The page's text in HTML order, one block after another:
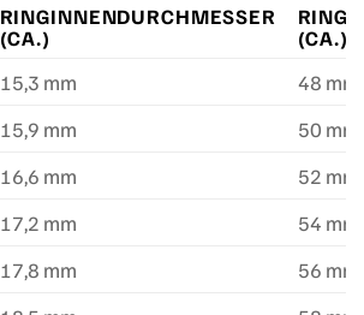
RINGINNENDURCHMESSER
(CA.)
(CA.)
15,3 mm
48 mm
15,9 mm
50 mm
16,6 mm
52 mm
17,2 mm
54 mm
17,8 mm
56 mm